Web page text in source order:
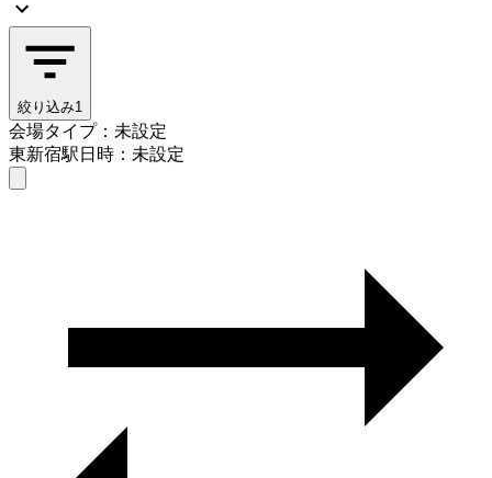
絞り込み1
会場タイプ：未設定
東新宿駅日時：未設定